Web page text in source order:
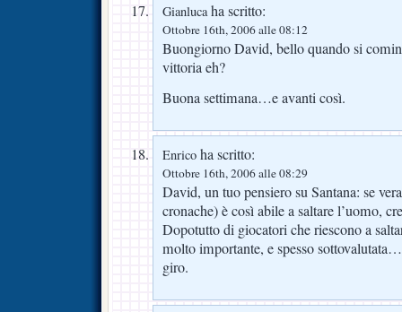
Gianlucaha scritto:
Ottobre 16th, 2006 alle 08:12
Buongiorno David, bello quando si
vittoria eh?
Buona settimana…e avanti così.
Enrico ha scritto:
Ottobre 16th, 2006 alle 08:29
David, un tuo pensiero su Santana: se
cronache) è così abile a saltare l’uomo,
Dopotutto di giocatori che riescono a
molto importante, e spesso
giro.